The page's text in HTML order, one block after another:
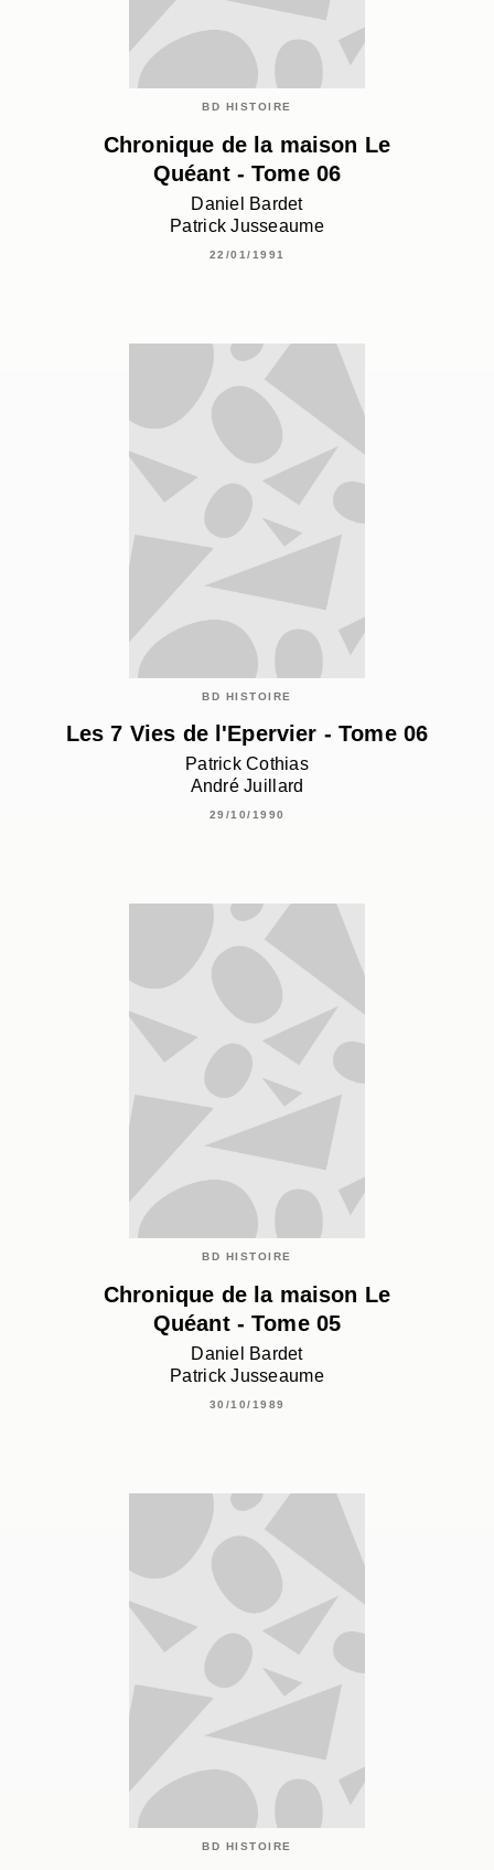
BD HISTOIRE
Chronique de la maison Le
Quéant - Tome 06
Daniel Bardet
Patrick Jusseaume
22/01/1991
BD HISTOIRE
Les 7 Vies de l'Epervier - Tome 06
Patrick Cothias
André Juillard
29/10/1990
BD HISTOIRE
Chronique de la maison Le
Quéant - Tome 05
Daniel Bardet
Patrick Jusseaume
30/10/1989
BD HISTOIRE